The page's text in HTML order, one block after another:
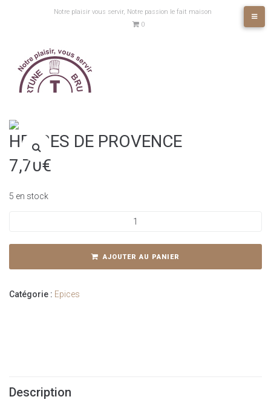
Notre plaisir vous servir, Notre passion le fait maison
0
HERBES DE PROVENCE
7,70€
5 en stock
HERBES
PROVENCE
AJOUTER AU PANIER
Catégorie : Epices
Description